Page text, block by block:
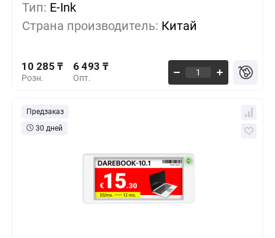
Тип: E-Ink
Страна производитель: Китай
Розн.
10 285 ₸
Опт.
6 493 ₸
500+
1000+ -30%
Предзаказ
30 дней